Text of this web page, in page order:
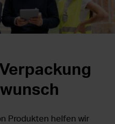
Produkten helfen wir